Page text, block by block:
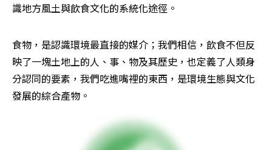
識地方風土與飲食文化的系統化途徑。
食物，是認識環境最直接的媒介；我們相信，飲食不但反
映了一塊土地上的人、事、物及其歷史，也定義了人類身
分認同的要素，我們吃進嘴裡的東西，是環境生態與文化
發展的綜合產物。